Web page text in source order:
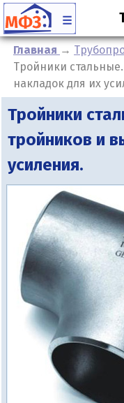
☰
Главная →
Тройники
накладок для их
Тройники
тройников и
усиления.